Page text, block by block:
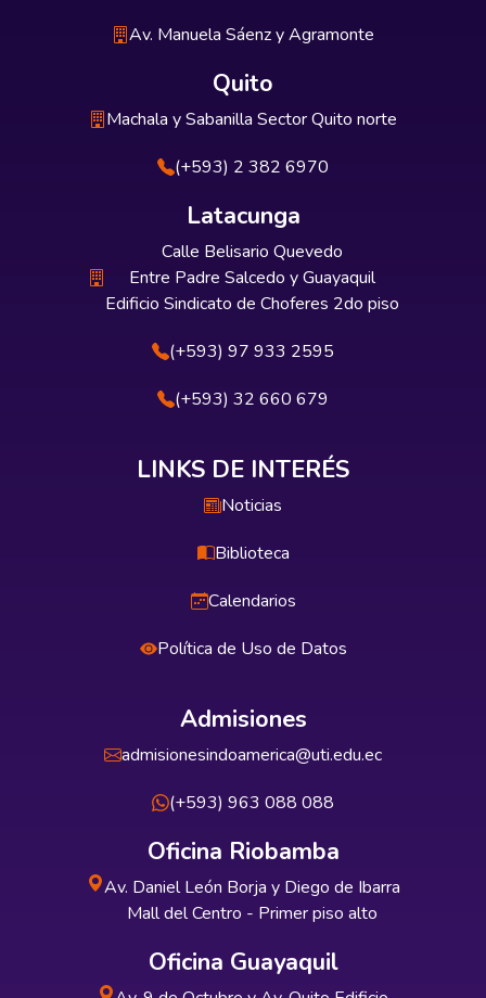
Av. Manuela Sáenz y Agramonte
Quito
Machala y Sabanilla Sector Quito norte
(+593) 2 382 6970
Latacunga
Calle Belisario Quevedo
Entre Padre Salcedo y Guayaquil
Edificio Sindicato de Choferes 2do piso
(+593) 97 933 2595
(+593) 32 660 679
LINKS DE INTERÉS
Noticias
Biblioteca
Calendarios
Política de Uso de Datos
Admisiones
admisionesindoamerica@uti.edu.ec
(+593) 963 088 088
Oficina Riobamba
Av. Daniel León Borja y Diego de Ibarra
Mall del Centro - Primer piso alto
Oficina Guayaquil